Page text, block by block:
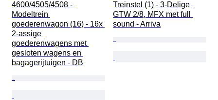
4600/4505/4508 -
Modeltrein
goederenwagon (16) - 16x
2-assige
goederenwagens met
gesloten wagens en
bagagerijtuigen - DB
Treinstel (1) - 3-Delige
GTW 2/8, MFX met full
sound - Arriva